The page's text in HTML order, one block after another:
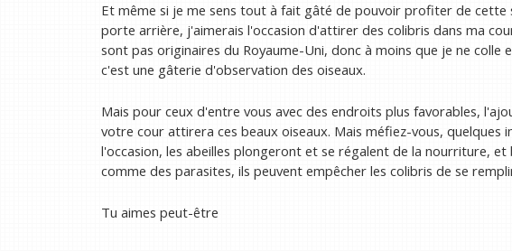
Et même si je me sens tout à fait gâté de pouvoir profiter de cette
porte arrière, j'aimerais l'occasion d'attirer des colibris dans ma
sont pas originaires du Royaume-Uni, donc à moins que je ne colle
c'est une gâterie d'observation des oiseaux.
Mais pour ceux d'entre vous avec des endroits plus favorables,
votre cour attirera ces beaux oiseaux. Mais méfiez-vous, quelques
l'occasion, les abeilles plongeront et se régalent de la nourriture, et
comme des parasites, ils peuvent empêcher les colibris de se
Tu aimes peut-être